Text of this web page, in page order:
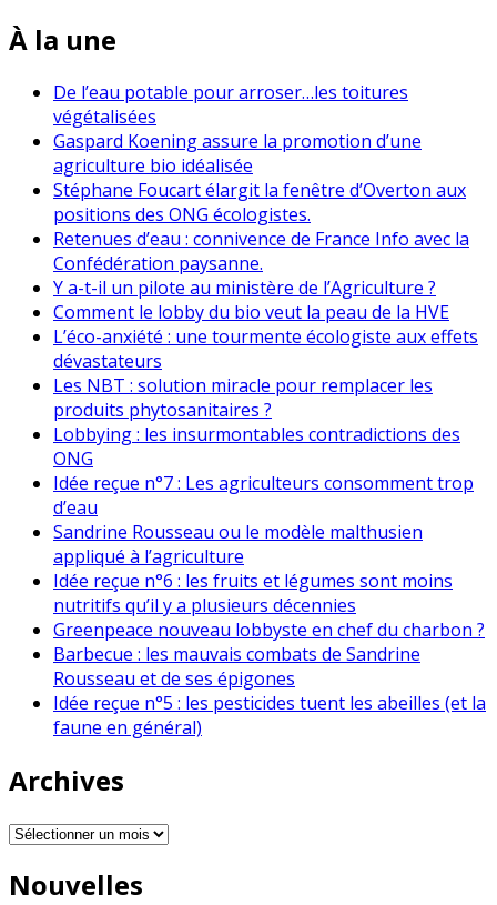
À la une
De l’eau potable pour arroser…les toitures
végétalisées
Gaspard Koening assure la promotion d’une
agriculture bio idéalisée
Stéphane Foucart élargit la fenêtre d’Overton aux
positions des ONG écologistes.
Retenues d’eau : connivence de France Info avec la
Confédération paysanne.
Y a-t-il un pilote au ministère de l’Agriculture ?
Comment le lobby du bio veut la peau de la HVE
L’éco-anxiété : une tourmente écologiste aux effets
dévastateurs
Les NBT : solution miracle pour remplacer les
produits phytosanitaires ?
Lobbying : les insurmontables contradictions des
ONG
Idée reçue n°7 : Les agriculteurs consomment trop
d’eau
Sandrine Rousseau ou le modèle malthusien
appliqué à l’agriculture
Idée reçue n°6 : les fruits et légumes sont moins
nutritifs qu’il y a plusieurs décennies
Greenpeace nouveau lobbyste en chef du charbon ?
Barbecue : les mauvais combats de Sandrine
Rousseau et de ses épigones
Idée reçue n°5 : les pesticides tuent les abeilles (et la
faune en général)
Archives
Archives
Nouvelles